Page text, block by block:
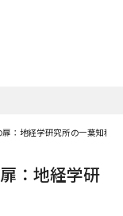
：地経学研究所の一葉知秋
：地経学研